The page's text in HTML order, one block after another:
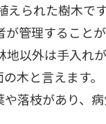
られた樹木で
管理すること
以外は手入れ
木と言えます。
落枝があり、